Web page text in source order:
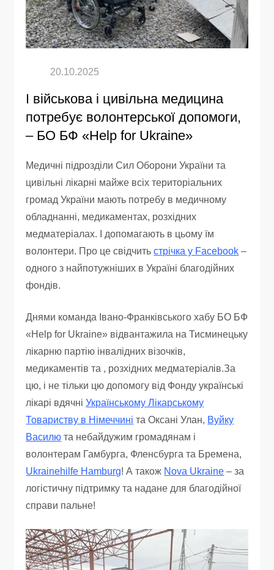
І військова і цивільна медицина
потребує волонтерської допомоги,
– БО БФ «Help for Ukraine»
Медичні підрозділи Сил Оборони України та
цивільні лікарні майже всіх територіальних
громад України мають потребу в медичному
обладнанні, медикаментах, розхідних
медматеріалах. І допомагають в цьому їм
волонтери. Про це свідчитьстрічка у Facebook –
одного з найпотужніших в Україні благодійних
фондів.
Днями команда Івано-Франківського хабу БО БФ
«Help for Ukraine» відвантажила на Тисминецьку
лікарню партію інвалідних візочків,
медикаментів та , розхідних медматеріалів.За
цю, і не тільки цю допомогу від Фонду українські
лікарі вдячніУкраїнському Лікарському
Товариству в Німеччині та Оксані Улан, Вуйку
Василю та небайдужим громадянам і
волонтерам Гамбурга, Фленсбурга та Бремена,
Ukrainehilfe Hamburg! А також Nova Ukraine – за
логістичну підтримку та надане для благодійної
справи пальне!